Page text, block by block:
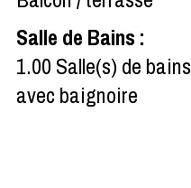
Salle de Bains :
1.00 Salle(s) de bains
avec baignoire